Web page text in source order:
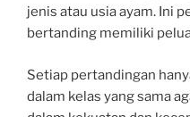
jenis atau usia ayam. Ini
bertanding memiliki
Setiap pertandingan
dalam kelas yang sama